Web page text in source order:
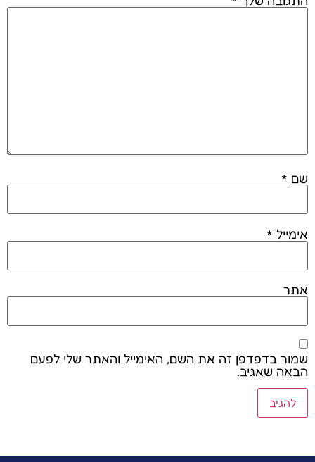
שם *
אימייל *
אתר
שמור בדפדפן זה את השם, האימייל והאתר שלי לפעם
הבאה שאגיב.